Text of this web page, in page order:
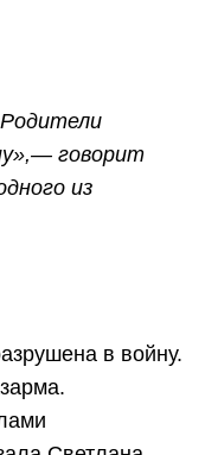
говорит
из
в войну.